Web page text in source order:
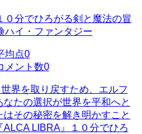
０分でひろがる剣と魔法の冒
ハイ・ファンタジー
均点0
メント数0
界を取り戻すため、エルフ
たの選択が世界を平和へと
その秘密を解き明かすこと
LIBRA』１０分でひろ